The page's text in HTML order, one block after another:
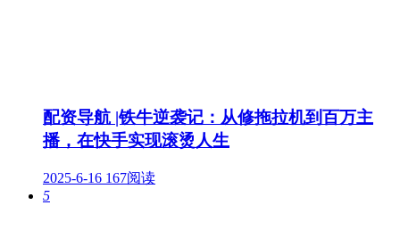
配资导航 |铁牛逆袭记：从修拖拉机到百万主
播，在快手实现滚烫人生
2025-6-16 167阅读
5